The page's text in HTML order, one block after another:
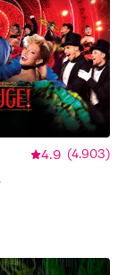
4.9 (4.903)